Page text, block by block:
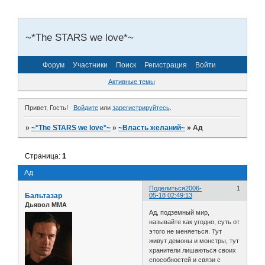
~*The STARS we love*~
Форум Участники Поиск Регистрация Войти
Активные темы
Привет, Гость! Войдитеили зарегистрируйтесь.
»~*The STARS we love*~ »~Власть желаний~ »Ад
Ад
Страница:1
Поделиться 1
2006-
05-18 02:49:13
Бальтазар
Дьявол ММА
Ад, подземный мир,
называйте как угодно, суть от
этого не меняеться. Тут
живут демоны и монстры, тут
хранители лишаються своих
способностей и связи с